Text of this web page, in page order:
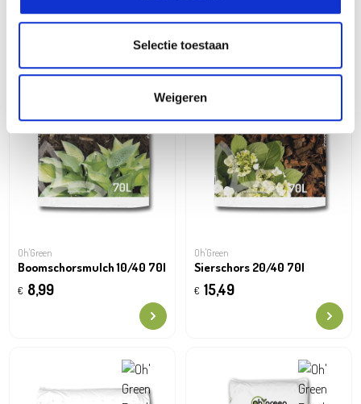
Selectie toestaan
Weigeren
Oh'Green
Boomschorsmulch 10/40 70l
€ 8,99
Oh'Green
Sierschors 20/40 70l
€ 15,49